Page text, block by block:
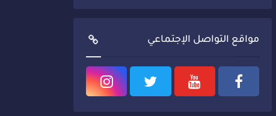
مواقع التواصل الإجتماعي